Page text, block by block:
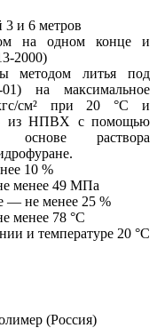
3 и 6 метров
на одном конце и
2000)
методом литья под
01) на максимальное
см² при 20 °С и
из НПВХ с помощью
основе раствора
10 %
менее 49 МПа
— не менее 25 %
менее 78 °С
и температуре 20 °С
(Россия)